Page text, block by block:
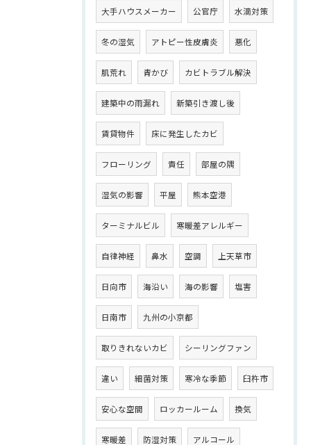
大手ハウスメーカー 公官庁 水滴対策
冬の湿気 アトピー性皮膚炎 悪化
肌荒れ 青かび カビトラブル解決
建築中の雨漏れ 新築引き渡し後
賃貸物件 床に発生したカビ
フローリング 責任 部屋の隅
湿気の影響 平屋 熊本空港
ターミナルビル 寒暖差アレルギー
自律神経 鼻水 空調 上天草市
日向市 海沿い 海の影響 塩害
日南市 九州の小京都
取りきれないカビ シーリングファン
違い 細菌対策 寒冷な季節 臼杵市
安心な空間 ロッカールーム 換気
寒暖差 防湿対策 アルコール